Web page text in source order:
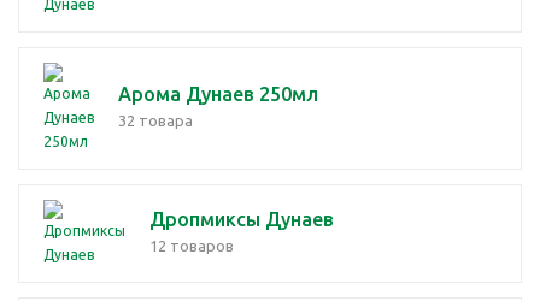
Арома Дунаев 250мл
32 товара
Дропмиксы Дунаев
12 товаров